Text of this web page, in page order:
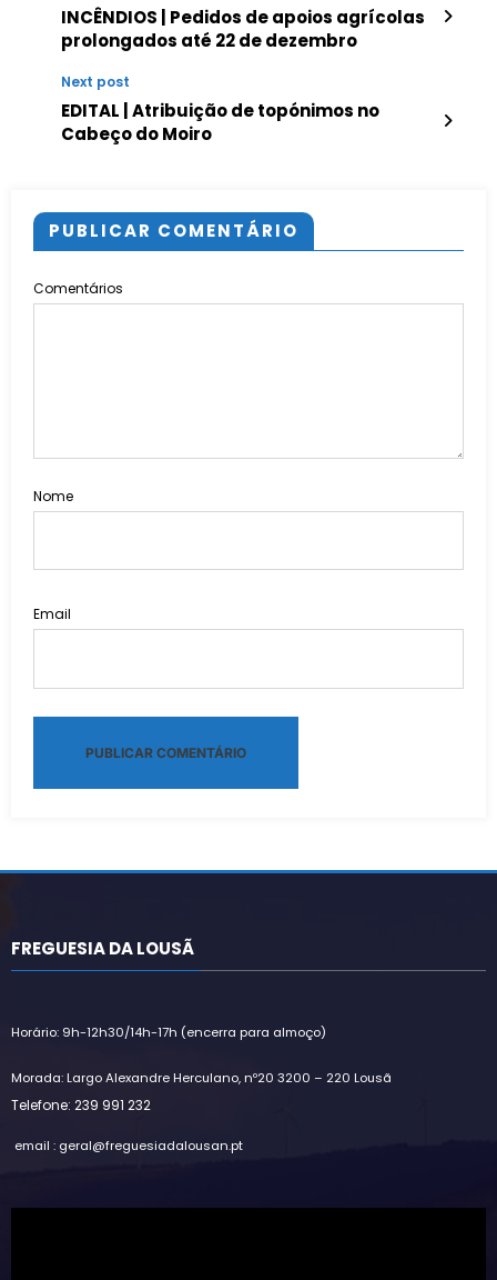
INCÊNDIOS | Pedidos de apoios agrícolas
prolongados até 22 de dezembro
Next post
EDITAL | Atribuição de topónimos no
Cabeço do Moiro
PUBLICAR COMENTÁRIO
Comentários
Nome
Email
FREGUESIA DA LOUSÃ
Horário: 9h-12h30/14h-17h (encerra para almoço)
Morada: Largo Alexandre Herculano, nº20 3200 – 220 Lousã
Telefone: 239 991 232
email : geral@freguesiadalousan.pt